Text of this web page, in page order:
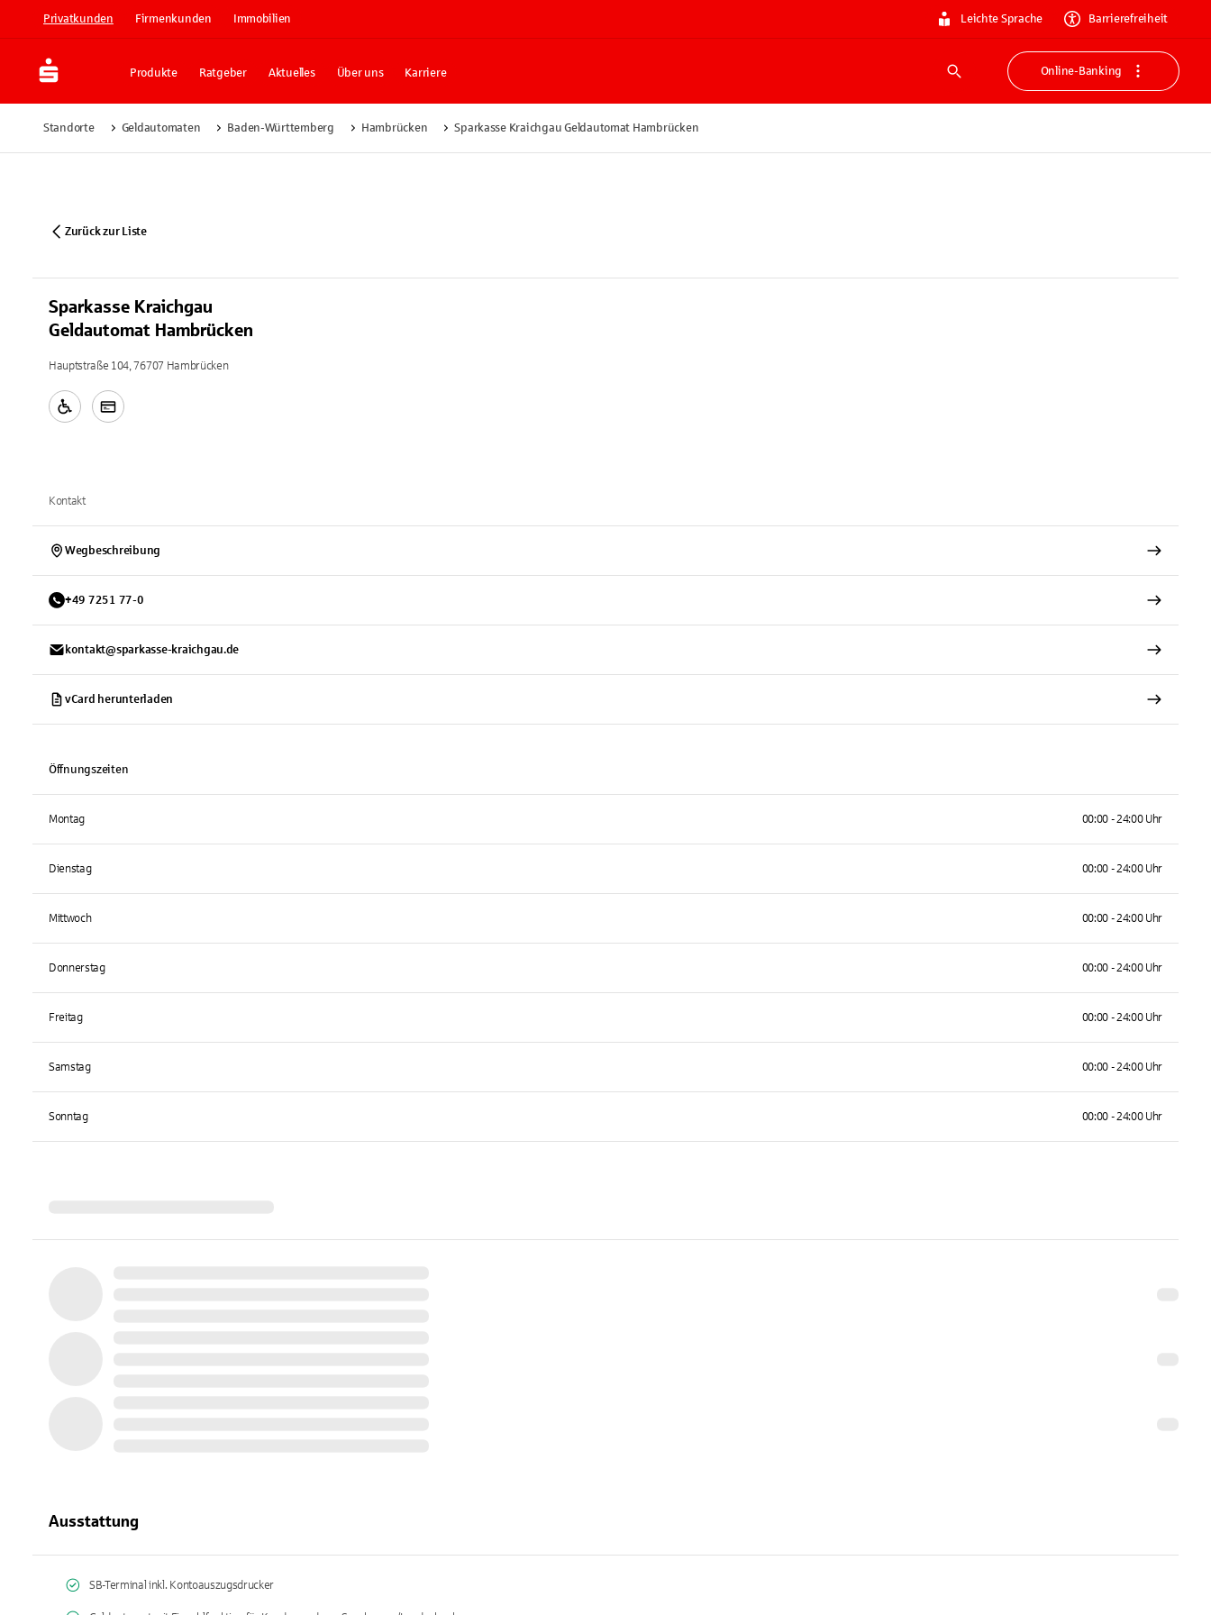
Privatkunden Firmenkunden Immobilien Leichte Sprache Barrierefreiheit
Produkte Ratgeber Aktuelles Über uns Karriere
Suche
Online-Banking
Standorte Geldautomaten Baden-Württemberg Hambrücken Sparkasse Kraichgau Geldautomat Hambrücken
Zurück zur Liste
Sparkasse Kraichgau
Geldautomat Hambrücken
Hauptstraße 104, 76707 Hambrücken
Kontakt
Wegbeschreibung
+49 7251 77-0
kontakt@sparkasse-kraichgau.de
vCard herunterladen
Öffnungszeiten
Montag 00:00 - 24:00 Uhr
Dienstag 00:00 - 24:00 Uhr
Mittwoch 00:00 - 24:00 Uhr
Donnerstag 00:00 - 24:00 Uhr
Freitag 00:00 - 24:00 Uhr
Samstag 00:00 - 24:00 Uhr
Sonntag 00:00 - 24:00 Uhr
Ausstattung
SB-Terminal inkl. Kontoauszugsdrucker